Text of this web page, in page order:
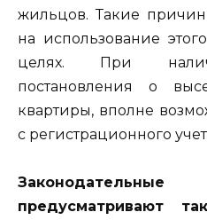
жильцов. Такие
на использование
целях. При
постановления о
квартиры, вполне
с регистрационного
предусматривают